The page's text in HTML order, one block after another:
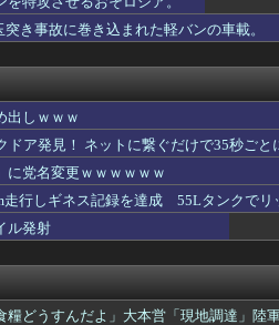
なった」
予選での審判への性接待がバレ...
公開した“大胆すぎるバカン...
年には653万部
き事故に巻き込まれた軽バンの車載。
出しｗｗｗ
ドア発見！ ネットに繋ぐだけで35秒ご
に党名変更ｗｗｗｗｗｗ
走行しギネス記録を達成 55Lタンクでリ
ル発射
どうすんだよ」大本営「現地調達」陸軍